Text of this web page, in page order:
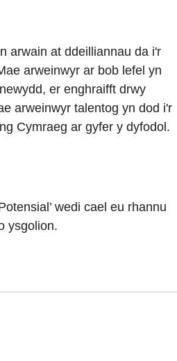
arwain at ddeilliannau da i'r
arweinwyr ar bob lefel yn
er enghraifft drwy
arweinwyr talentog yn dod i'r
Cymraeg ar gyfer y dyfodol.
wedi cael eu rhannu
ysgolion.